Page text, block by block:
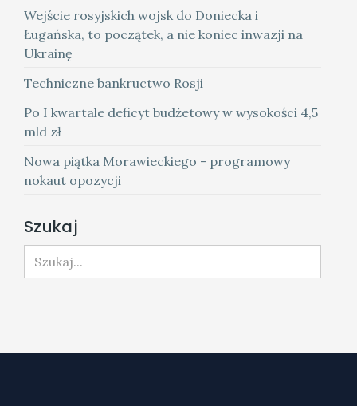
Wejście rosyjskich wojsk do Doniecka i
Ługańska, to początek, a nie koniec inwazji na
Ukrainę
Techniczne bankructwo Rosji
Po I kwartale deficyt budżetowy w wysokości 4,5
mld zł
Nowa piątka Morawieckiego - programowy
nokaut opozycji
Szukaj
Szukaj...